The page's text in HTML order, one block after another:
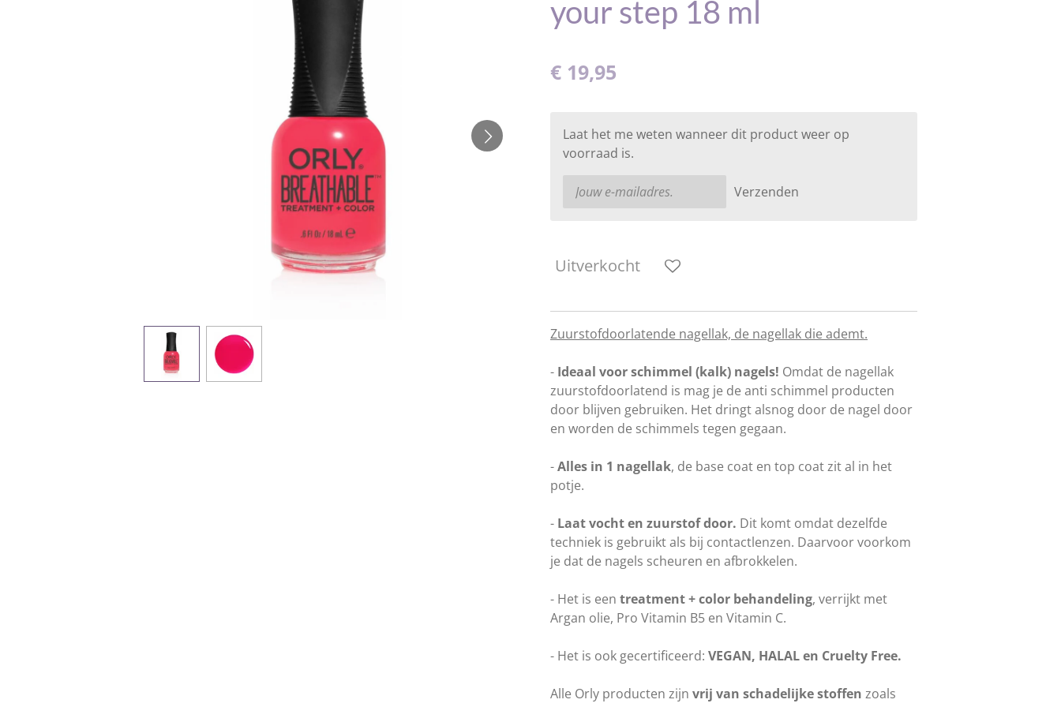
your step 18 ml
€ 19,95
Laat het me weten wanneer dit product weer op
voorraad is.
Verzenden
Uitverkocht
Zuurstofdoorlatende nagellak, de nagellak die ademt.
- Ideaal voor schimmel (kalk) nagels! Omdat de nagellak
zuurstofdoorlatend is mag je de anti schimmel producten
door blijven gebruiken. Het dringt alsnog door de nagel door
en worden de schimmels tegen gegaan.
-Alles in 1 nagellak, de base coat en top coat zit al in het
potje.
- Laat vocht en zuurstof door. Dit komt omdat dezelfde
techniek is gebruikt als bij contactlenzen. Daarvoor voorkom
je dat de nagels scheuren en afbrokkelen.
- Het is een treatment + color behandeling, verrijkt met
Argan olie, Pro Vitamin B5 en Vitamin C.
- Het is ook gecertificeerd: VEGAN, HALAL en Cruelty Free.
Alle Orly producten zijn vrij van schadelijke stoffen zoals